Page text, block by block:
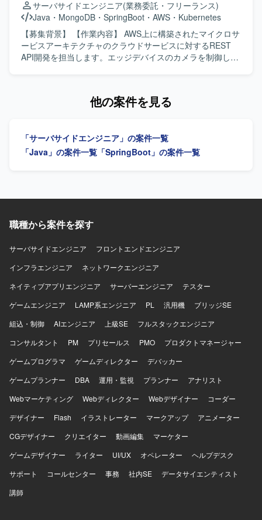
サーバサイドエンジニア(業務委託・フリーランス)
Java ・ MongoDB ・ SpringBoot ・ AWS ・ Kubernetes
【募集背景】 【作業内容】 AWS上に構築されたマイクロサ
ービスアーキテクチャのクラウドサービスに対するREST
API開発を担当します。エッジデバイスのカメラを制御し、
ビスアーキテクチャを用いたクラウドサービス開発に携わ
MongoDB、DynamoDBを使用します。
他の案件を見る
「サーバサイドエンジニア」の案件一覧
「Java」の案件一覧 「SpringBoot」の案件一覧
職種から案件を探す
サーバサイドエンジニア
フロントエンドエンジニア
インフラエンジニア
ネットワークエンジニア
ネイティブアプリエンジニア
サーバーエンジニア
テスター
ゲームエンジニア
LAMP系エンジニア PL 汎用機
ブリッジSE
組込・制御
AIエンジニア 上級SE
フルスタックエンジニア
コンサルタント
PM プリセールス PMO
プロダクトマネージャー
ゲームプログラマ
ゲームディレクター
デバッカー
ゲームプランナー
DBA 運用・監視 プランナー
アナリスト
Webマーケティング
Webディレクター Webデザイナー
コーダー
デザイナー
Flash イラストレーター マークアップ
アニメーター
CGデザイナー
クリエイター 動画編集
マーケター
ゲームデザイナー
ライター UI/UX オペレーター
ヘルプデスク
サポート
コールセンター 事務 社内SE
データサイエンティスト
講師